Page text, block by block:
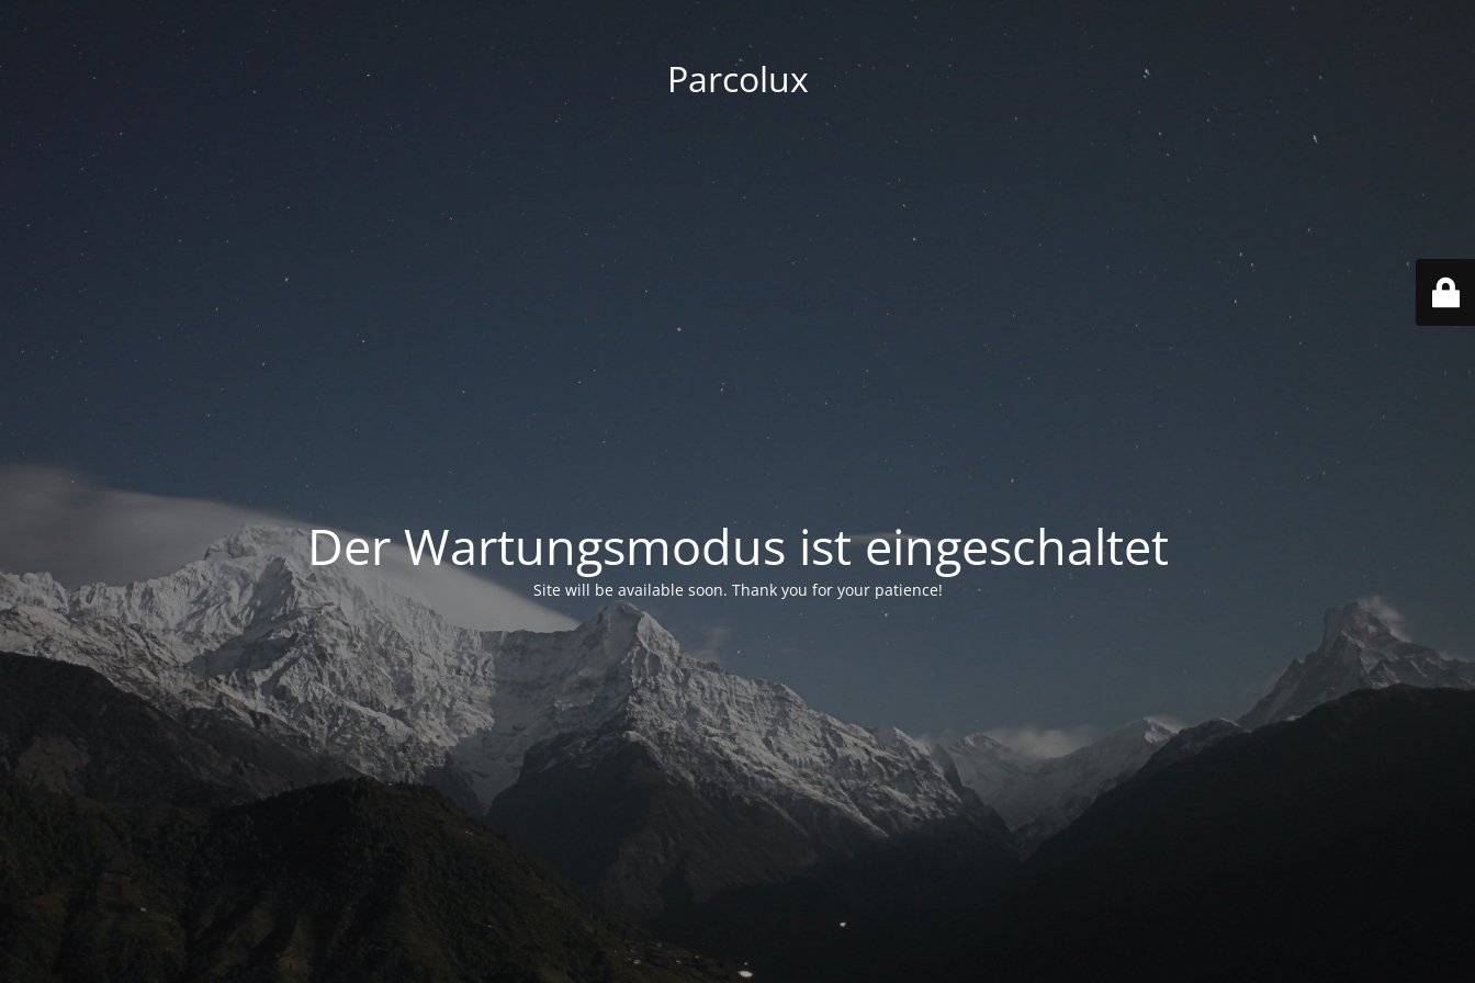
Parcolux
Der Wartungsmodus ist eingeschaltet
Site will be available soon. Thank you for your patience!